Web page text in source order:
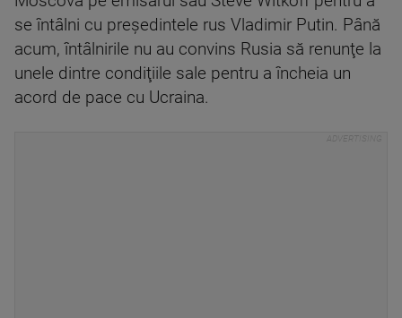
se întâlni cu preşedintele rus Vladimir Putin. Până
acum, întâlnirile nu au convins Rusia să renunţe la
unele dintre condiţiile sale pentru a încheia un
acord de pace cu Ucraina.